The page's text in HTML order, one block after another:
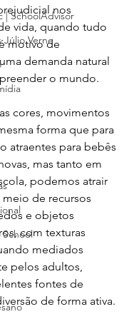
| SchoolAdvisor
Verne
nos
vida, quando tudo
motivo de
demanda natural
o mundo.
cores, movimentos
forma que para
atraentes para bebês
mas tanto em
podemos atrair
de recursos
e objetos
com texturas
mediados
pelos adultos,
fontes de
de forma ativa.